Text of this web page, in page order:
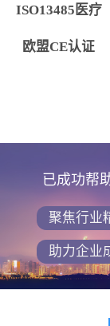
ISO13485医疗
欧盟CE认证
已成功帮
聚焦行业
助力企业